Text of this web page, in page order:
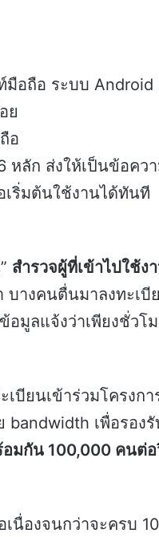
อถือ ระบบ Android
ย
อ
หลัก ส่งให้เป็นข้อคว
เริ่มต้นใช้งานได้ทันที
สำรวจผู้ที่เข้าไปใช้ง
บางคนตื่นมาลงทะเ
อมูลแจ้งว่าเพียงชั่ว
เบียนเข้าร่วมโครงก
เพื่อรองรั
อมกัน 100,000 คนต่
นื่องจนกว่าจะครบ